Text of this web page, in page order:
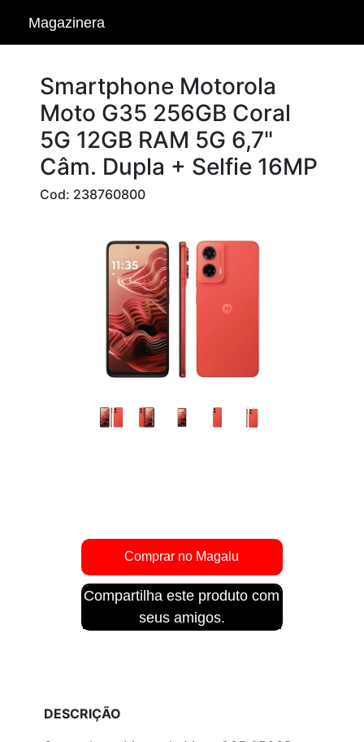
Magazinera
Smartphone Motorola
Moto G35 256GB Coral
5G 12GB RAM 5G 6,7"
Câm. Dupla + Selfie 16MP
Cod: 238760800
Compartilha este produto com
seus amigos.
DESCRIÇÃO